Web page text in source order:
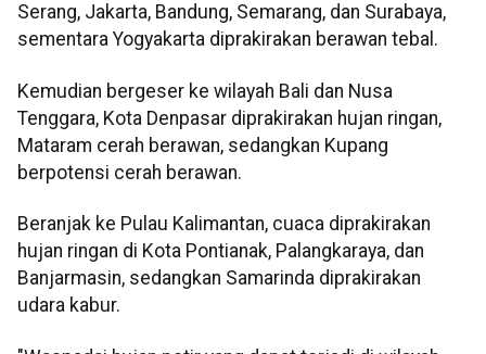
Serang, Jakarta, Bandung, Semarang, dan Surabaya,
sementara Yogyakarta diprakirakan berawan tebal.
Kemudian bergeser ke wilayah Bali dan Nusa
Tenggara, Kota Denpasar diprakirakan hujan ringan,
Mataram cerah berawan, sedangkan Kupang
berpotensi cerah berawan.
Beranjak ke Pulau Kalimantan, cuaca diprakirakan
hujan ringan di Kota Pontianak, Palangkaraya, dan
Banjarmasin, sedangkan Samarinda diprakirakan
udara kabur.